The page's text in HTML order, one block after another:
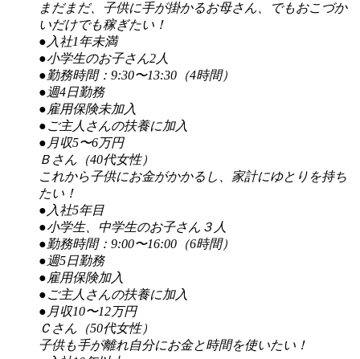
まだまだ、子供に手が掛かるお母さん、でもおこづか
いだけでも稼ぎたい！
●入社1年未満
●小学生のお子さん2人
●勤務時間：9:30〜13:30（4時間）
●週4日勤務
●雇用保険未加入
●ご主人さんの扶養に加入
●月収5〜6万円
Ｂさん（40代女性）
これから子供にお金がかかるし、家計にゆとりを持ち
たい！
●入社5年目
●小学生、中学生のお子さん３人
●勤務時間：9:00〜16:00（6時間）
●週5日勤務
●雇用保険加入
●ご主人さんの扶養に加入
●月収10〜12万円
Ｃさん（50代女性）
子供も手が離れ自分にお金と時間を使いたい！